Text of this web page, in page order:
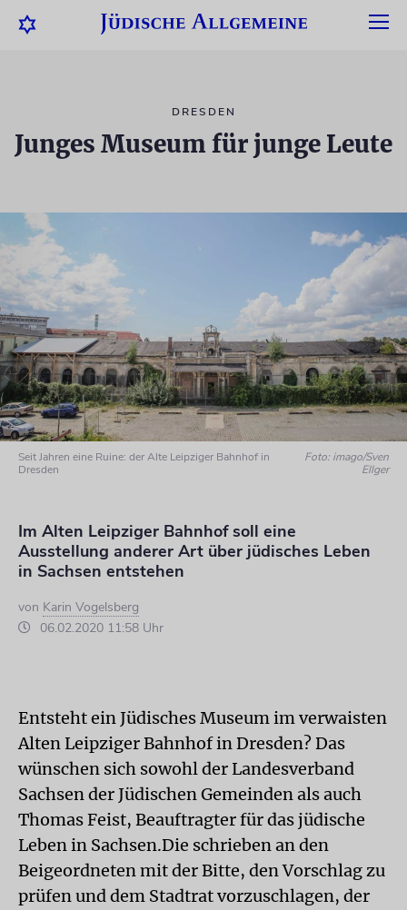
DRESDEN
Junges Museum für junge Leute
Seit Jahren eine Ruine: der Alte Leipziger Bahnhof in
Dresden
Foto: imago/Sven
Ellger
Im Alten Leipziger Bahnhof soll eine
Ausstellung anderer Art über jüdisches Leben
in Sachsen entstehen
von Karin Vogelsberg
06.02.2020 11:58 Uhr
Entsteht ein Jüdisches Museum im verwaisten
Alten Leipziger Bahnhof in Dresden? Das
wünschen sich sowohl der Landesverband
Sachsen der Jüdischen Gemeinden als auch
Thomas Feist, Beauftragter für das jüdische
Leben in Sachsen.Die schrieben an den
Beigeordneten mit der Bitte, den Vorschlag zu
prüfen und dem Stadtrat vorzuschlagen, der